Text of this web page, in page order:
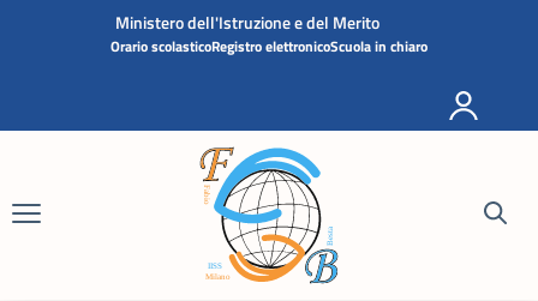
Vai ai contenuti
Vai al menu di navigazioneMinistero dell'Istruzione e del Merito
Orario scolasticoRegistro elettronicoScuola in chiaro